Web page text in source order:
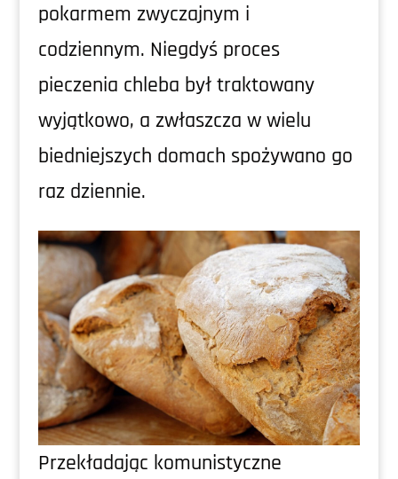
pokarmem zwyczajnym i
codziennym. Niegdyś proces
pieczenia chleba był traktowany
wyjątkowo, a zwłaszcza w wielu
biedniejszych domach spożywano go
raz dziennie.
Przekładając komunistyczne